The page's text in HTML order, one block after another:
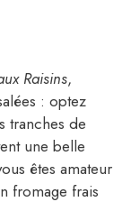
Raisins,
: optez
tranches de
une belle
êtes amateur
fromage frais